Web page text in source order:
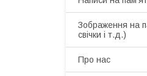
Зображення на
свічки і т.д.)
Про нас